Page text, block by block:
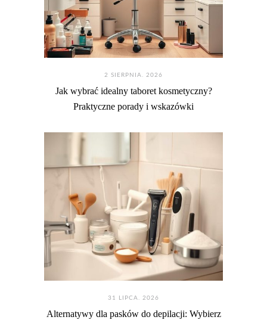
2 SIERPNIA. 2026
Jak wybrać idealny taboret kosmetyczny?
Praktyczne porady i wskazówki
31 LIPCA. 2026
Alternatywy dla pasków do depilacji: Wybierz